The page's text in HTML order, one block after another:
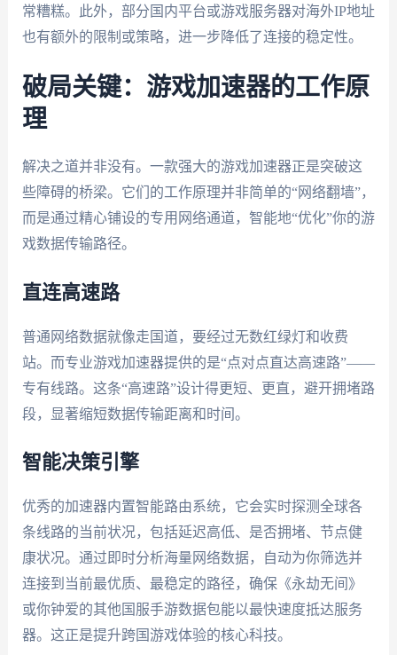
常糟糕。此外，部分国内平台或游戏服务器对海外IP地址
也有额外的限制或策略，进一步降低了连接的稳定性。
破局关键：游戏加速器的工作原
理
解决之道并非没有。一款强大的游戏加速器正是突破这
些障碍的桥梁。它们的工作原理并非简单的“网络翻墙”，
而是通过精心铺设的专用网络通道，智能地“优化”你的游
戏数据传输路径。
直连高速路
普通网络数据就像走国道，要经过无数红绿灯和收费
站。而专业游戏加速器提供的是“点对点直达高速路”——
专有线路。这条“高速路”设计得更短、更直，避开拥堵路
段，显著缩短数据传输距离和时间。
智能决策引擎
优秀的加速器内置智能路由系统，它会实时探测全球各
条线路的当前状况，包括延迟高低、是否拥堵、节点健
康状况。通过即时分析海量网络数据，自动为你筛选并
连接到当前最优质、最稳定的路径，确保《永劫无间》
或你钟爱的其他国服手游数据包能以最快速度抵达服务
器。这正是提升跨国游戏体验的核心科技。